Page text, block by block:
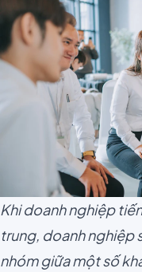
Khi doanh nghiệp
trung, doanh nghiệp
nhóm giữa một số